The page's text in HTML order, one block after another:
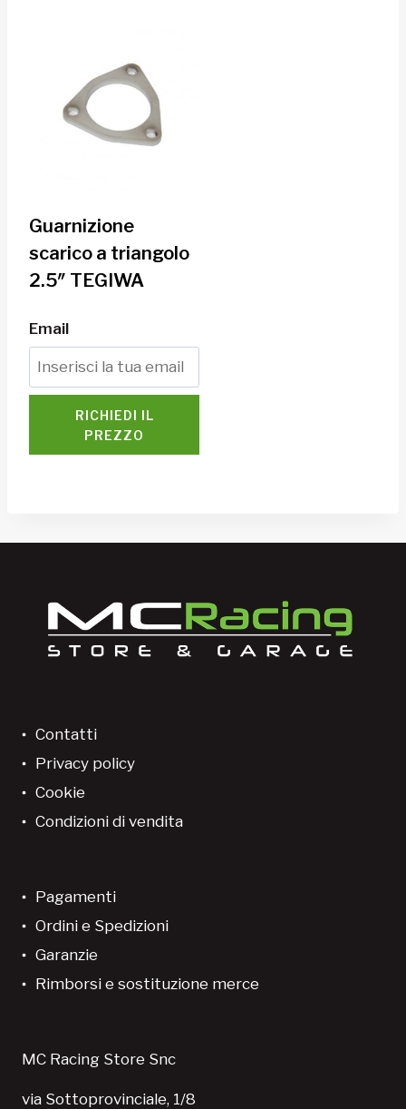
Guarnizione
scarico a triangolo
2.5″ TEGIWA
Email
RICHIEDI IL
PREZZO
Contatti
Privacy policy
Cookie
Condizioni di vendita
Pagamenti
Ordini e Spedizioni
Garanzie
Rimborsi e sostituzione merce
MC Racing Store Snc
via Sottoprovinciale, 1/8